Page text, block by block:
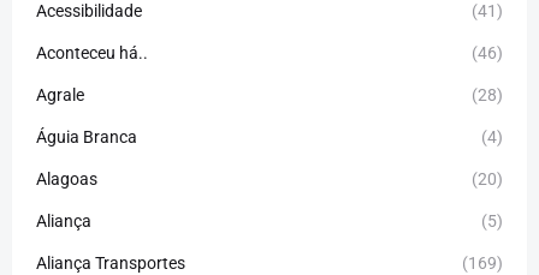
Acessibilidade (41)
Aconteceu há.. (46)
Agrale (28)
Águia Branca (4)
Alagoas (20)
Aliança (5)
Aliança Transportes (169)